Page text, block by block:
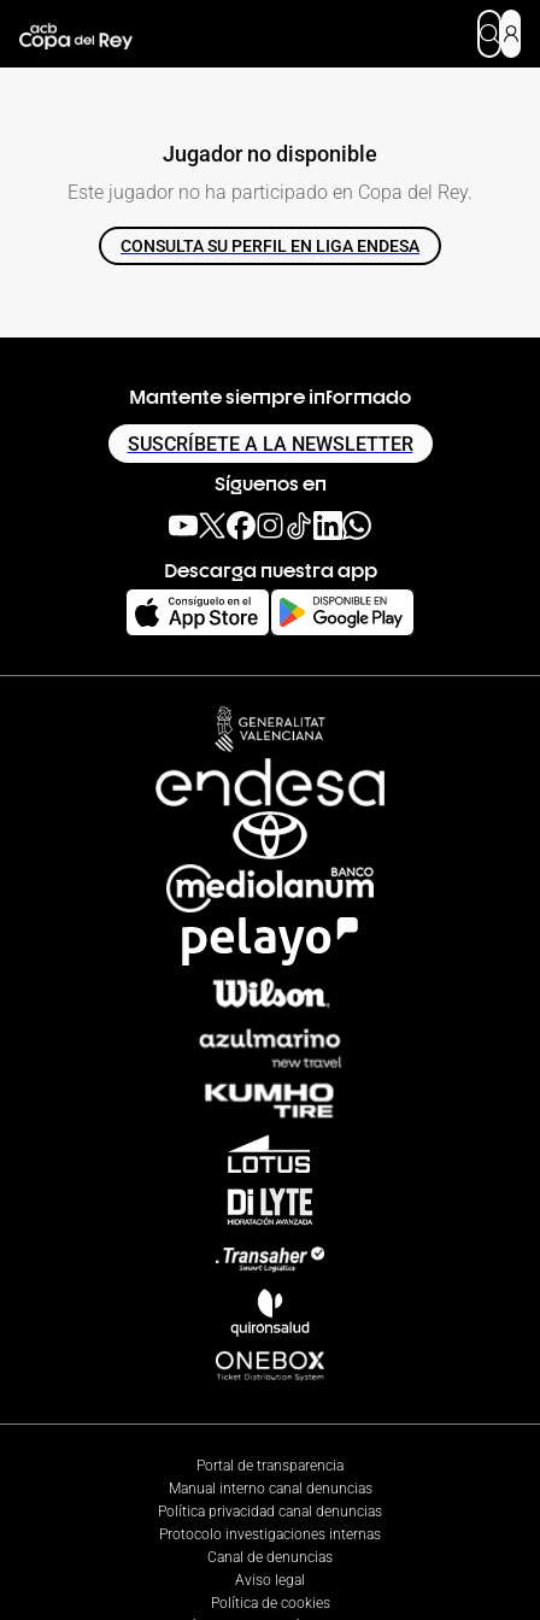
Jugador no disponible
Este jugador no ha participado en Copa del Rey.
CONSULTA SU PERFIL EN LIGA ENDESA
Mantente siempre informado
SUSCRÍBETE A LA NEWSLETTER
Síguenos en
Descarga nuestra app
Portal de transparencia
Manual interno canal denuncias
Política privacidad canal denuncias
Protocolo investigaciones internas
Canal de denuncias
Aviso legal
Política de cookies